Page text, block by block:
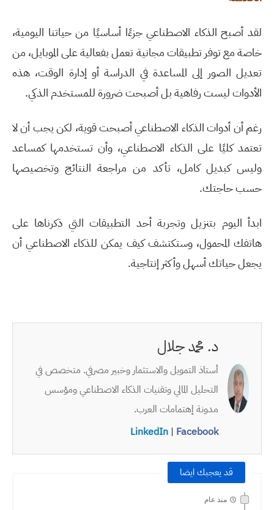
لقد أصبح الذكاء الاصطناعي جزءًا أساسيًا من حياتنا اليومية،
خاصة مع توفر تطبيقات مجانية تعمل بفعالية على الموبايل، من
تعديل الصور إلى المساعدة في الدراسة أو إدارة الوقت، هذه
الأدوات ليست رفاهية بل أصبحت ضرورة للمستخدم الذكي.
رغم أن أدوات الذكاء الاصطناعي أصبحت قوية، لكن يجب أن لا
تعتمد كليًا على الذكاء الاصطناعي، وأن تستخدمها كمساعد
وليس كبديل كامل، تأكد من مراجعة النتائج وتخصيصها
حسب حاجتك.
ابدأ اليوم بتنزيل وتجربة أحد التطبيقات التي ذكرناها على
هاتفك المحمول، وستكتشف كيف يمكن للذكاء الاصطناعي أن
يجعل حياتك أسهل وأكثر إنتاجية.
د. محمد جلال
أستاذ التمويل والاستثمار وخبير مصرفي. متخصص في
التحليل المالي وتقنيات الذكاء الاصطناعي ومؤسس
مدونة إهتمامات العرب.
LinkedIn | Facebook
قد يعجبك ايضا
منذ عام